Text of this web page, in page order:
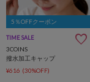
5％OFFクーポン
TIME SALE
3COINS
撥水加工キャップ
¥616 (30%OFF)